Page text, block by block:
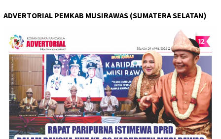
ADVERTORIAL PEMKAB MUSIRAWAS (SUMATERA SELATAN)